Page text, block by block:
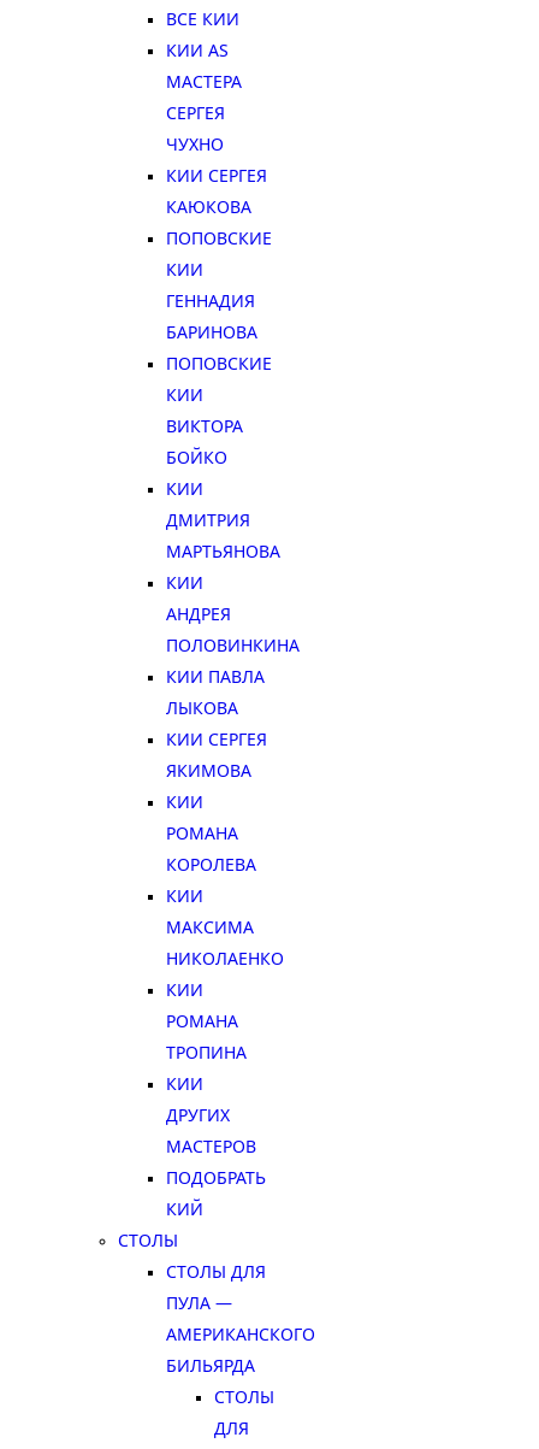
ВСЕ КИИ
КИИ AS
МАСТЕРА
СЕРГЕЯ
ЧУХНО
КИИ СЕРГЕЯ
КАЮКОВА
ПОПОВСКИЕ
КИИ
ГЕННАДИЯ
БАРИНОВА
ПОПОВСКИЕ
КИИ
ВИКТОРА
БОЙКО
КИИ
ДМИТРИЯ
МАРТЬЯНОВА
КИИ
АНДРЕЯ
ПОЛОВИНКИНА
КИИ ПАВЛА
ЛЫКОВА
КИИ СЕРГЕЯ
ЯКИМОВА
КИИ
РОМАНА
КОРОЛЕВА
КИИ
МАКСИМА
НИКОЛАЕНКО
КИИ
РОМАНА
ТРОПИНА
КИИ
ДРУГИХ
МАСТЕРОВ
ПОДОБРАТЬ
КИЙ
СТОЛЫ
СТОЛЫ ДЛЯ
ПУЛА —
АМЕРИКАНСКОГО
БИЛЬЯРДА
СТОЛЫ
ДЛЯ